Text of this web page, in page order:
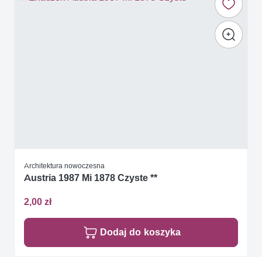
Architektura nowoczesna
Austria 1987 Mi 1878 Czyste **
2,00 zł
Dodaj do koszyka